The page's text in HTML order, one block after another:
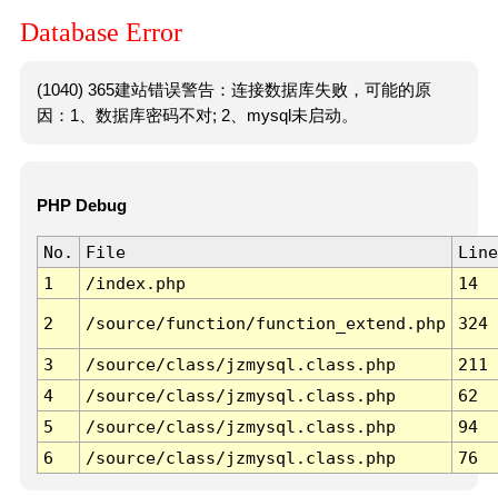
Database Error
(1040) 365建站错误警告：连接数据库失败，可能的原
因：1、数据库密码不对; 2、mysql未启动。
PHP Debug
No. File
Line
1
/index.php 14
2 /source/function/function_extend.php 324
3 /source/class/jzmysql.class.php
211
4
/source/class/jzmysql.class.php
62
5
/source/class/jzmysql.class.php
94
6
/source/class/jzmysql.class.php 76